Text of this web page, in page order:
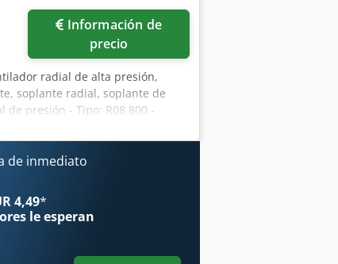
precio
radial de alta presión,
soplante radial, soplante de
presión - Tipo: R08 800 -
Conexión entrada: Ø 140 mm -
Alt.1040 mm - Peso: 150 kg
de inmediato
4,49*
le esperan